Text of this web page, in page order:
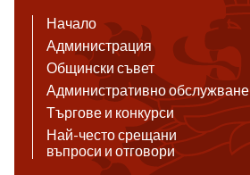
Начало
Администрация
Общински съвет
Административно обслужване
Търгове и конкурси
Най-често срещани
въпроси и отговори